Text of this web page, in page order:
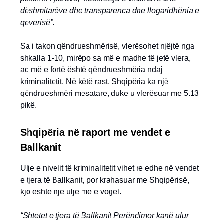
dëshmitarëve dhe transparenca dhe llogaridhënia e
qeverisë”.
Sa i takon qëndrueshmërisë, vlerësohet njëjtë nga
shkalla 1-10, mirëpo sa më e madhe të jetë vlera,
aq më e fortë është qëndrueshmëria ndaj
kriminalitetit. Në këtë rast, Shqipëria ka një
qëndrueshmëri mesatare, duke u vlerësuar me 5.13
pikë.
Shqipëria në raport me vendet e
Ballkanit
Ulje e nivelit të kriminalitetit vihet re edhe në vendet
e tjera të Ballkanit, por krahasuar me Shqipërisë,
kjo është një ulje më e vogël.
“Shtetet e tjera të Ballkanit Perëndimor kanë ulur